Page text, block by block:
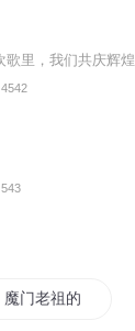
4542
543
魔门老祖的现代生活